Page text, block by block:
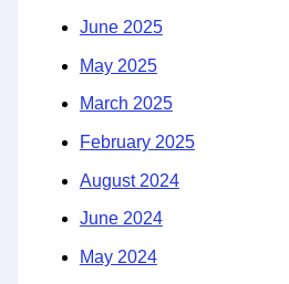
June 2025
May 2025
March 2025
February 2025
August 2024
June 2024
May 2024